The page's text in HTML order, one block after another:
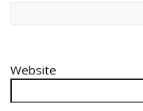
Website